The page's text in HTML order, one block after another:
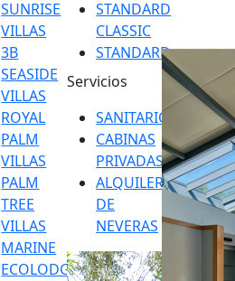
SUNRISE
VILLAS
3B
SEASIDE
VILLAS
ROYAL
PALM
VILLAS
PALM
TREE
VILLAS
MARINE
ECOLODGE
STANDARD
CLASSIC
STANDARD
Servicios
SANITARIOS
CABINAS
PRIVADAS
ALQUILER
DE
NEVERAS